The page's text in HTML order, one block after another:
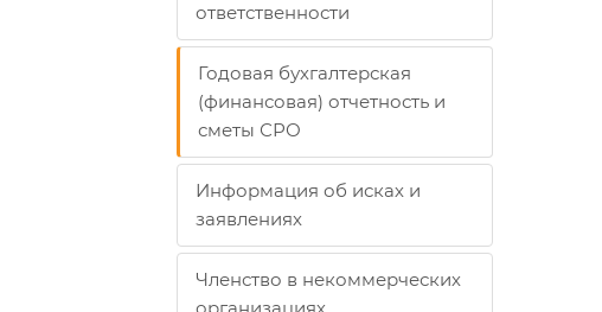
ответственности
Годовая бухгалтерская
(финансовая) отчетность и
сметы СРО
Информация об исках и
заявлениях
Членство в некоммерческих